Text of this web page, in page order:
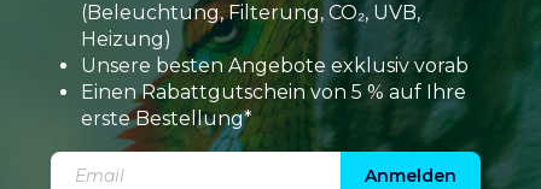
(Beleuchtung, Filterung, CO₂, UVB,
Heizung)
Unsere besten Angebote exklusiv vorab
Einen Rabattgutschein von 5 % auf Ihre
erste Bestellung*
Anmelden